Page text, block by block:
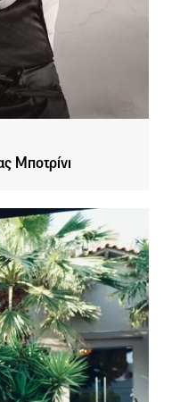
Μποτρίνι